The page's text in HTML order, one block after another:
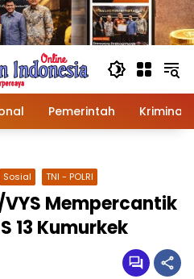
Pemerintah Kriminal
Sosial TNI - POLRI
Mempercantik
13 Kumurkek